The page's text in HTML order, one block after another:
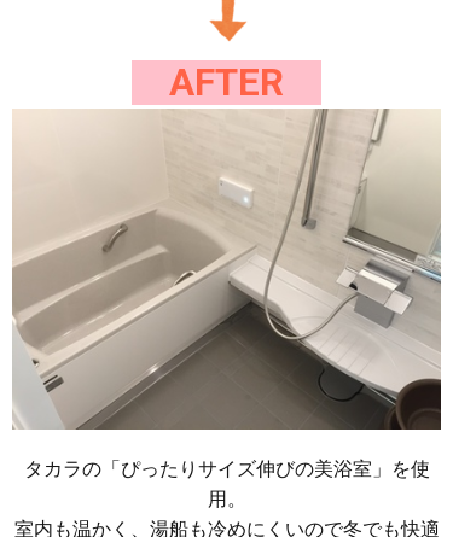
AFTER
タカラの「ぴったりサイズ伸びの美浴室」を使
用。
室内も温かく、湯船も冷めにくいので冬でも快適